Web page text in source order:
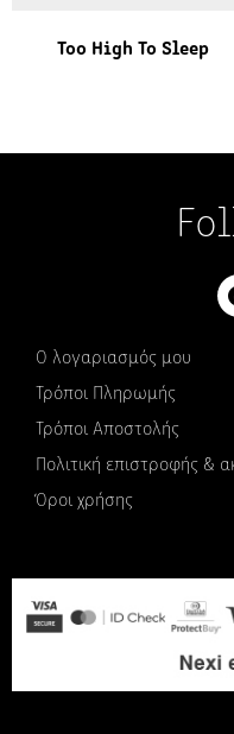
Too High To Sleep
Ο λογαριασμός μου
Τρόποι Πληρωμής
Τρόποι Αποστολής
Πολιτική επιστροφής &
Όροι χρήσης